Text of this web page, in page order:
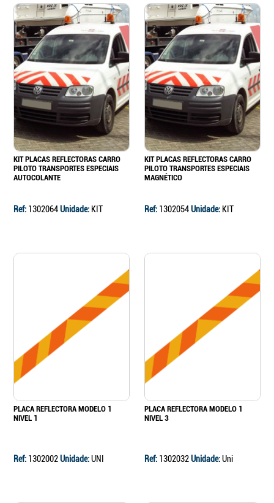
KIT PLACAS REFLECTORAS CARRO
PILOTO TRANSPORTES ESPECIAIS
AUTOCOLANTE
Ref: 1302064Unidade: KIT
KIT PLACAS REFLECTORAS CARRO
PILOTO TRANSPORTES ESPECIAIS
MAGNÉTICO
Ref: 1302054Unidade: KIT
PLACA REFLECTORA MODELO 1
NIVEL 1
Ref: 1302002Unidade:UNI
PLACA REFLECTORA MODELO 1
NIVEL 3
Ref: 1302032Unidade:Uni